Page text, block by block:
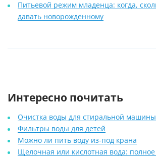
Питьевой режим младенца: когда,
давать новорожденному
Интересно почитать
Очистка воды для стиральной машины
Фильтры воды для детей
Можно ли пить воду из-под крана
Щелочная или кислотная вода: полное